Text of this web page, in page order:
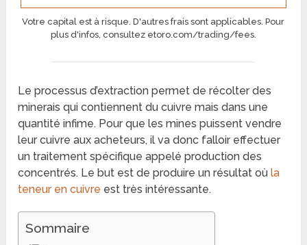
Votre capital est à risque. D'autres frais sont applicables. Pour
plus d'infos, consultez etoro.com/trading/fees.
Le processus d’extraction permet de récolter des
minerais qui contiennent du cuivre mais dans une
quantité infime. Pour que les mines puissent vendre
leur cuivre aux acheteurs, il va donc falloir effectuer
un traitement spécifique appelé production des
concentrés. Le but est de produire un résultat oùla
teneur en cuivre est très intéressante.
Sommaire